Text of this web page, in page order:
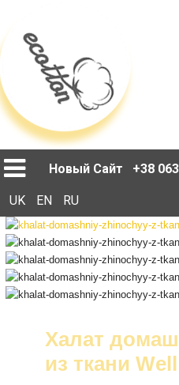
Новый Сайт +38
UK EN RU
Халат
из ткани